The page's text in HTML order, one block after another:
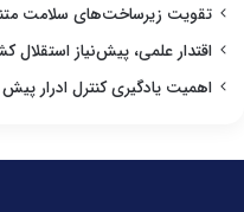
تقویت زیرساخت‌های سلامت
اقتدار علمی، پیش‌نیاز استقلال
اهمیت یادگیری کنترل ادرار پیش از ۴